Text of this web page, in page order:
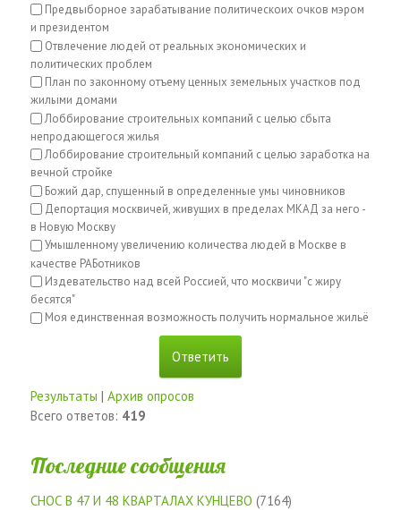
Предвыборное зарабатывание политическоих очков мэром
и президентом
Отвлечение людей от реальных экономических и
политических проблем
План по законному отъему ценных земельных участков под
жилыми домами
Лоббирование строительных компаний с целью сбыта
непродающегося жилья
Лоббирование строительный компаний с целью заработка на
вечной стройке
Божий дар, спущенный в определенные умы чиновников
Депортация москвичей, живущих в пределах МКАД за него -
в Новую Москву
Умышленному увеличению количества людей в Москве в
качестве РАБотников
Издевательство над всей Россией, что москвичи "с жиру
бесятся"
Моя единственная возможность получить нормальное жильё
Результаты | Архив опросов
Всего ответов: 419
Последние сообщения
СНОС В 47 И 48 КВАРТАЛАХ КУНЦЕВО (7164)